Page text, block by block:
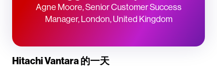
Agne Moore, Senior Customer Success
Manager, London, United Kingdom
Hitachi Vantara 的一天